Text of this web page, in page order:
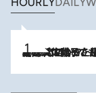
2026.8.5
【阿川佐和子さんの年とる力】なぜ70代で始めた趣味は“こんなに楽しい”のか？ ピアノ、俳句…スランプに陥っても続けられる“ある秘訣”とは